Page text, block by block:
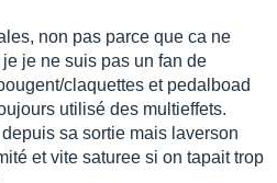
non pas parce que ca ne
je ne suis pas un fan de
claquettes et pedalboad
utilisé des multieffets.
sa sortie mais laverson
et vite saturee si on tapait trop